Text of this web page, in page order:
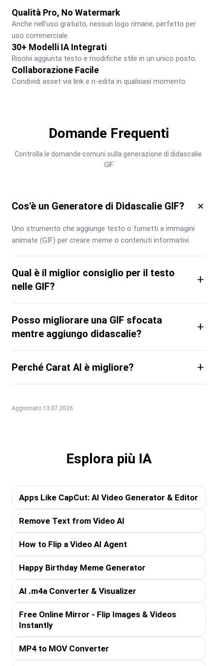
Qualità Pro, No Watermark
Anche nell'uso gratuito, nessun logo rimane, perfetto per
uso commerciale.
30+ Modelli IA Integrati
Risolvi aggiunta testo e modifiche stile in un unico posto.
Collaborazione Facile
Condividi asset via link e ri-edita in qualsiasi momento.
Domande Frequenti
Controlla le domande comuni sulla generazione di didascalie
GIF.
Cos'è un Generatore di Didascalie GIF? ×
Uno strumento che aggiunge testo o fumetti a immagini
animate (GIF) per creare meme o contenuti informativi.
Qual è il miglior consiglio per il testo
nelle GIF?
+
Posso migliorare una GIF sfocata
mentre aggiungo didascalie?
+
Perché Carat AI è migliore? +
Aggiornato 13.07.2026
Esplora più IA
Apps Like CapCut: AI Video Generator & Editor
Remove Text from Video AI
How to Flip a Video AI Agent
Happy Birthday Meme Generator
AI .m4a Converter & Visualizer
Free Online Mirror - Flip Images & Videos
Instantly
MP4 to MOV Converter